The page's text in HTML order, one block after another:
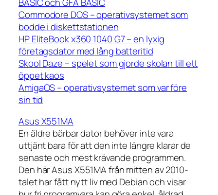
Commodore DOS – operativsystemet som
bodde i diskettstationen
HP EliteBook x360 1040 G7 – en lyxig
företagsdator med lång batteritid
Skool Daze – spelet som gjorde skolan till ett
öppet kaos
AmigaOS – operativsystemet som var före
sin tid
Asus X551MA
En äldre bärbar dator behöver inte vara
uttjänt bara för att den inte längre klarar de
senaste och mest krävande programmen.
Den här Asus X551MA från mitten av 2010-
talet har fått nytt liv med Debian och visar